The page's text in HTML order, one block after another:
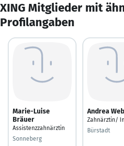
XING Mitglieder mit
Profilangaben
Marie-Luise
Bräuer
Assistenzzahnärztin
Sonneberg
Andrea
Zahnärztin/
Bürstadt